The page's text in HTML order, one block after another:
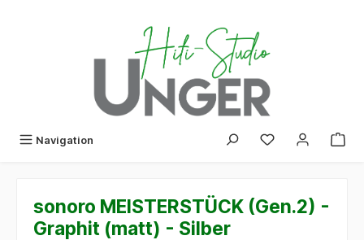
Navigation
sonoro MEISTERSTÜCK (Gen.2) -
Graphit (matt) - Silber